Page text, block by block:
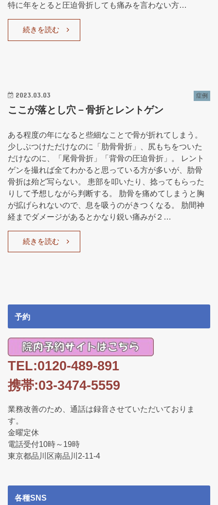
特に年をとると圧迫骨折しても痛みを言わない方…
続きを読む
2023.03.03 症例
ここが落とし穴－骨折とレントゲン
ある程度の年になると些細なことで骨が折れてしまう。
少しぶつけただけなのに「肋骨骨折」、尻もちをついた
だけなのに、「尾骨骨折」「背骨の圧迫骨折」。 レント
ゲンを撮れば全てわかると思っている方が多いが、肋骨
骨折は殆ど写らない。 患部を叩いたり、捻ってもらった
りして予想しながら判断する。 肋骨を痛めてしまうと胸
が拡げられないので、息を吸うのがきつくなる。 肋間神
経までダメージがあるとかなり鋭い痛みが２…
続きを読む
予約
TEL:0120-489-891
携帯:03-3474-5559
業務改善のため、通話は録音させていただいておりま
す。
金曜定休
電話受付10時～19時
東京都品川区南品川2-11-4
各種SNS